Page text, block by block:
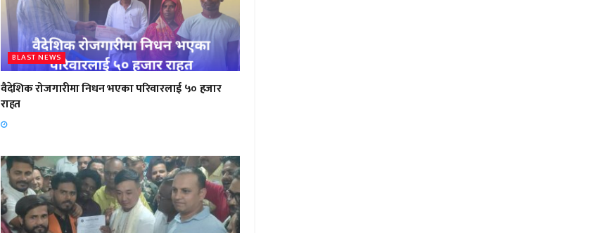
BLAST NEWS
वैदेशिक रोजगारीमा निधन भएका परिवारलाई ५० हजार
राहत